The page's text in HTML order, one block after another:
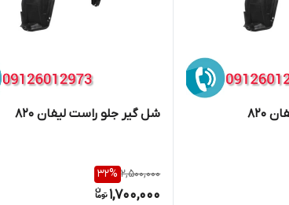
820 شل گیر جلو راست لیفان 820
2,500,000
32%
1,700,000